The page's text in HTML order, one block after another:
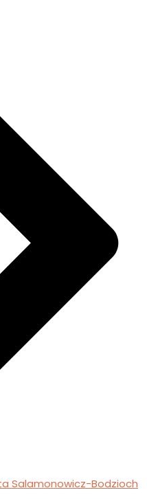
Salamonowicz-Bodzioch